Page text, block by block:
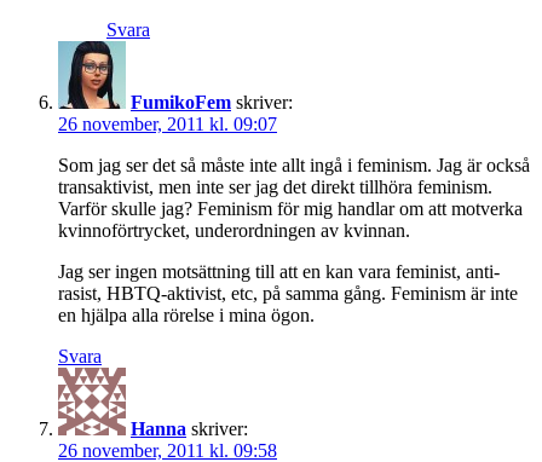
Svara
FumikoFem skriver:
26 november, 2011 kl. 09:07
Som jag ser det så måste inte allt ingå i feminism. Jag är också
transaktivist, men inte ser jag det direkt tillhöra feminism.
Varför skulle jag? Feminism för mig handlar om att motverka
kvinnoförtrycket, underordningen av kvinnan.
Jag ser ingen motsättning till att en kan vara feminist, anti-
rasist, HBTQ-aktivist, etc, på samma gång. Feminism är inte
en hjälpa alla rörelse i mina ögon.
Svara
Hanna skriver:
26 november, 2011 kl. 09:58